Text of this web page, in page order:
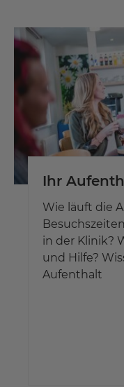
Ihr
Wie läuft die
in der Klinik?
und Hilfe?
Aufenthalt